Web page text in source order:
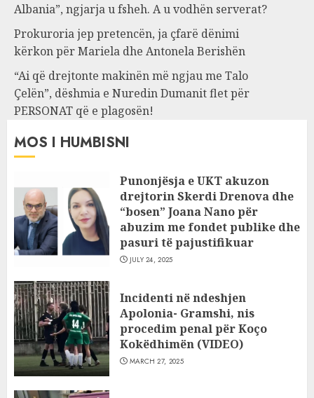
Albania”, ngjarja u fsheh. A u vodhën serverat?
Prokuroria jep pretencën, ja çfarë dënimi
kërkon për Mariela dhe Antonela Berishën
“Ai që drejtonte makinën më ngjau me Talo
Çelën”, dëshmia e Nuredin Dumanit flet për
PERSONAT që e plagosën!
MOS I HUMBISNI
Punonjësja e UKT akuzon
drejtorin Skerdi Drenova dhe
“bosen” Joana Nano për
abuzim me fondet publike dhe
pasuri të pajustifikuar
JULY 24, 2025
Incidenti në ndeshjen
Apolonia- Gramshi, nis
procedim penal për Koço
Kokëdhimën (VIDEO)
MARCH 27, 2025